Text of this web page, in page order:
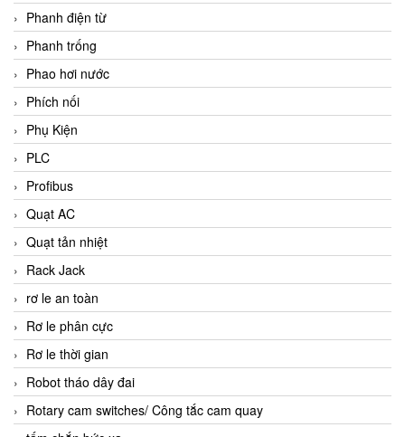
Phanh điện từ
Phanh trống
Phao hơi nước
Phích nối
Phụ Kiện
PLC
Profibus
Quạt AC
Quạt tản nhiệt
Rack Jack
rơ le an toàn
Rơ le phân cực
Rơ le thời gian
Robot tháo dây đai
Rotary cam switches/ Công tắc cam quay